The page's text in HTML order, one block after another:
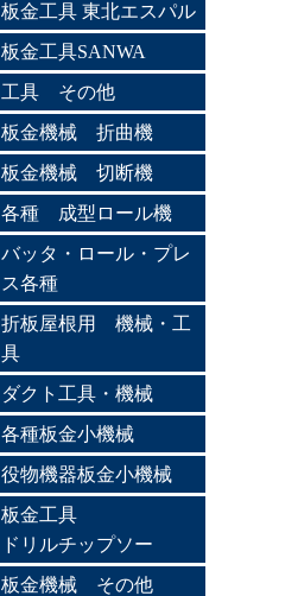
板金工具 東北エスパル
板金工具SANWA
工具 その他
板金機械 折曲機
板金機械 切断機
各種 成型ロール機
バッタ・ロール・プレ
ス各種
折板屋根用 機械・工
具
ダクト工具・機械
各種板金小機械
役物機器板金小機械
板金工具
ドリルチップソー
板金機械 その他